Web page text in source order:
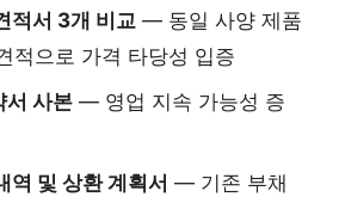
적서 3개 비교 — 동일 사양 제품
적으로 가격 타당성 입증
서 사본 — 영업 지속 가능성 증
역 및 상환 계획서 — 기존 부채